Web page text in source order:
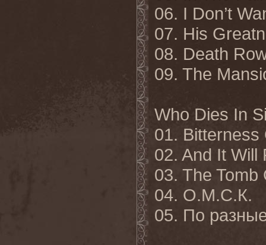
06. I Don’t
07. His
08. Death
09. The
Who Dies In
01.
02. And It
03. The
04. О.М.С.К.
05. По